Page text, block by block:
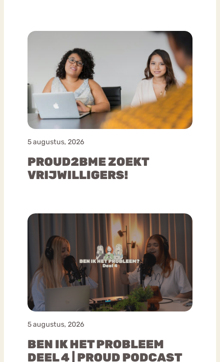
5 augustus, 2026
PROUD2BME ZOEKT
VRIJWILLIGERS!
5 augustus, 2026
BEN IK HET PROBLEEM
DEEL 4 | PROUD PODCAST